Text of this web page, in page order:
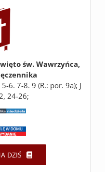
św. Wawrzyńca,
6. 7-8. 9 (R.: por. 9a); J
24-26;
DZIŚ